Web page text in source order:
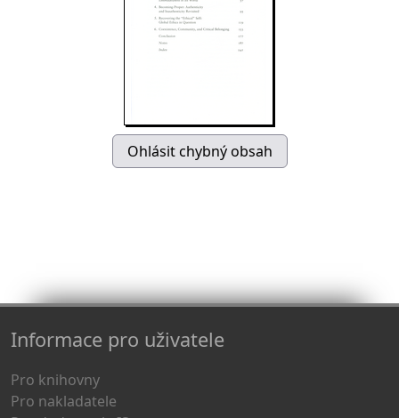
Informace pro uživatele
Pro knihovny
Pro nakladatele